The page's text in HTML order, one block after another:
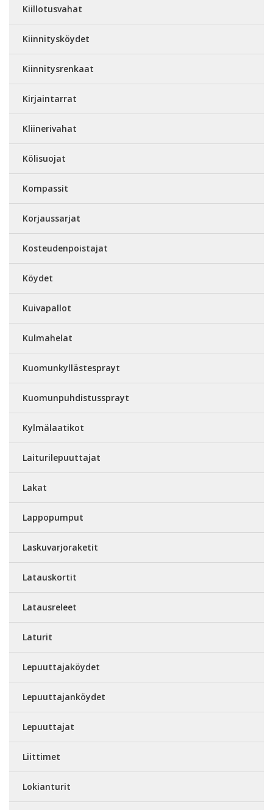
Kiillotusvahat
Kiinnitysköydet
Kiinnitysrenkaat
Kirjaintarrat
Kliinerivahat
Kölisuojat
Kompassit
Korjaussarjat
Kosteudenpoistajat
Köydet
Kuivapallot
Kulmahelat
Kuomunkyllästesprayt
Kuomunpuhdistussprayt
Kylmälaatikot
Laiturilepuuttajat
Lakat
Lappopumput
Laskuvarjoraketit
Latauskortit
Latausreleet
Laturit
Lepuuttajaköydet
Lepuuttajanköydet
Lepuuttajat
Liittimet
Lokianturit